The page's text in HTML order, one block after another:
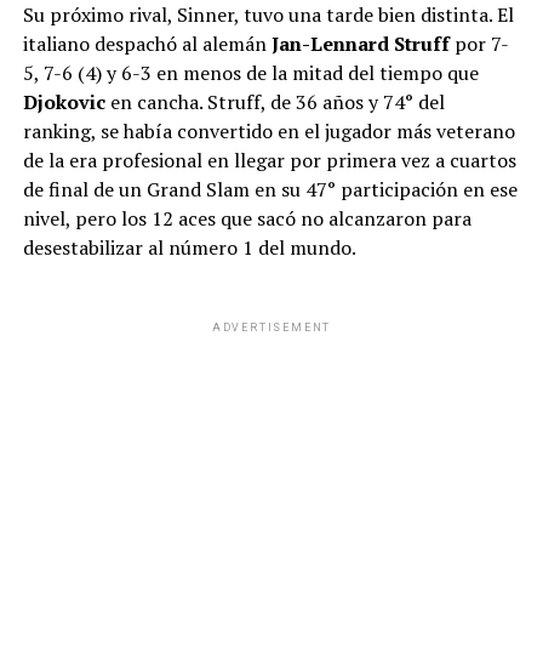
Su próximo rival, Sinner, tuvo una tarde bien distinta. El
italiano despachó al alemánJan-Lennard Struffpor 7-
5, 7-6 (4) y 6-3 en menos de la mitad del tiempo que
Djokovicen cancha. Struff, de 36 años y 74° del
ranking, se había convertido en el jugador más veterano
de la era profesional en llegar por primera vez a cuartos
de final de un Grand Slam en su 47° participación en ese
nivel, pero los 12 aces que sacó no alcanzaron para
desestabilizar al número 1 del mundo.
ADVERTISEMENT